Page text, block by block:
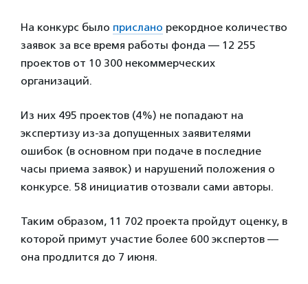
На конкурс было прислано рекордное количество
заявок за все время работы фонда — 12 255
проектов от 10 300 некоммерческих
организаций.
Из них 495 проектов (4%) не попадают на
экспертизу из-за допущенных заявителями
ошибок (в основном при подаче в последние
часы приема заявок) и нарушений положения о
конкурсе. 58 инициатив отозвали сами авторы.
Таким образом, 11 702 проекта пройдут оценку, в
которой примут участие более 600 экспертов —
она продлится до 7 июня.